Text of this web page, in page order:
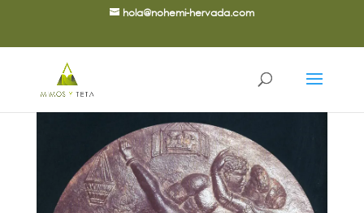
hola@nohemi-hervada.com